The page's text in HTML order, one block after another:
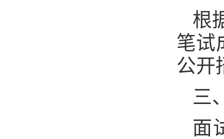
根
笔试
公开
三
面